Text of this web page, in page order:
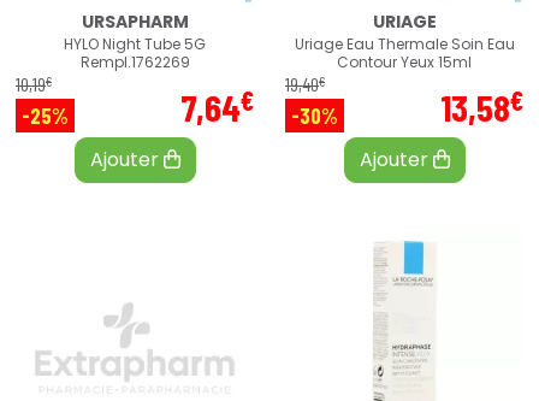
URSAPHARM
HYLO Night Tube 5G
Rempl.1762269
10,19€
-25% 7,64€
Ajouter
URIAGE
Uriage Eau Thermale Soin Eau
Contour Yeux 15ml
19,40€
-30% 13,58€
Ajouter